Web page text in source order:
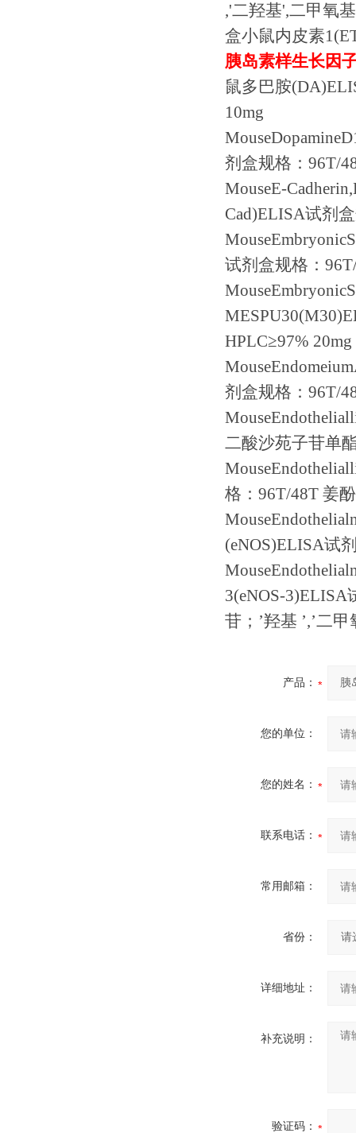
,'二羟基',二甲氧
盒小鼠内皮素
胰岛素样生长因
鼠多巴胺
10mg
剂盒规格： 96T/
MouseE-
Cad)ELISA试剂
试剂盒规格：
HPLC≥97% 20mg
剂盒规格： 96T/
二酸沙苑子苷单
格： 96T/48T 姜酚
(eNOS)ELISA试
3(eNOS-3)ELISA
苷；’羟基 ’,’二
产品：
您的单位：
您的姓名：
联系电话：
常用邮箱：
省份：
详细地址：
补充说明：
验证码：